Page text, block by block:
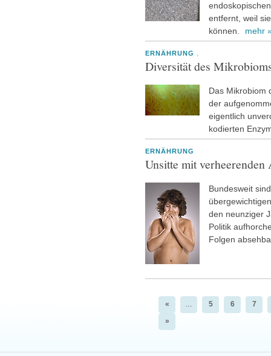
entfernt, weil
können.
mehr
ERNÄHRUNG ,
Diversität des
Das Mikrobiom
der
eigentlich
kodierten
ERNÄHRUNG
Unsitte mit
Bundesweit
den neunziger
Politik
Folgen
« … 5 6
7
»